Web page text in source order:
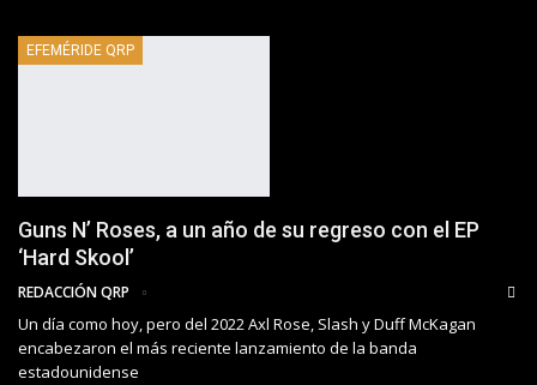
EFEMÉRIDE QRP
Guns N’ Roses, a un año de su regreso con el EP
‘Hard Skool’
REDACCIÓN QRP
Un día como hoy, pero del 2022 Axl Rose, Slash y Duff McKagan
encabezaron el más reciente lanzamiento de la banda
estadounidense